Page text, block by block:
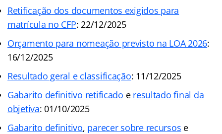
Retificação dos documentos exigidos para
matrícula no CFP: 22/12/2025
Orçamento para nomeação previsto na LOA 2026:
16/12/2025
Resultado geral e classificação: 11/12/2025
Gabarito definitivo retificado e resultado final da
objetiva: 01/10/2025
Gabarito definitivo, parecer sobre recursos e